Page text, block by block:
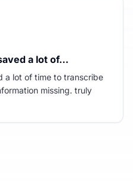
a lot of…
a lot of time to transcribe
missing. truly